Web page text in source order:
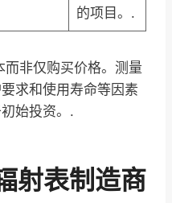
的项目。.
而非仅购买价格。测量
求和使用寿命等因素
始投资。.
射表制造商